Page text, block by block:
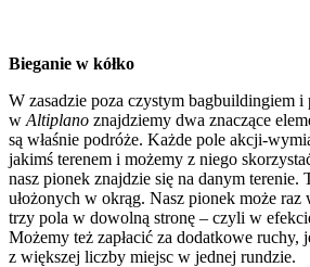
Bieganie w kółko
W zasadzie poza czystym bagbuildingiem i
w Altiplano znajdziemy dwa znaczące
są właśnie podróże. Każde pole akcji-
jakimś terenem i możemy z niego
nasz pionek znajdzie się na danym terenie.
ułożonych w okrąg. Nasz pionek może raz
trzy pola w dowolną stronę – czyli w
Możemy też zapłacić za dodatkowe ruchy,
z większej liczby miejsc w jednej rundzie.